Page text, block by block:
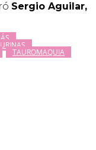
Sergio Aguilar,
TAUROMAQUIA